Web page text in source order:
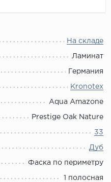
На складе
Ламинат
Германия
Kronotex
Aqua Amazone
Prestige Oak Nature
33
Дуб
Фаска по периметру
1 полосная